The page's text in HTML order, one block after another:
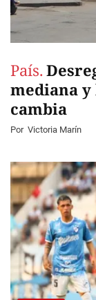
País.
mediana
cambia
Por Victoria Marín